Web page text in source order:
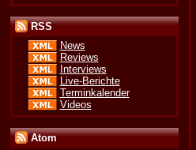
RSS
News
Reviews
Interviews
Live-Berichte
Terminkalender
Videos
Atom